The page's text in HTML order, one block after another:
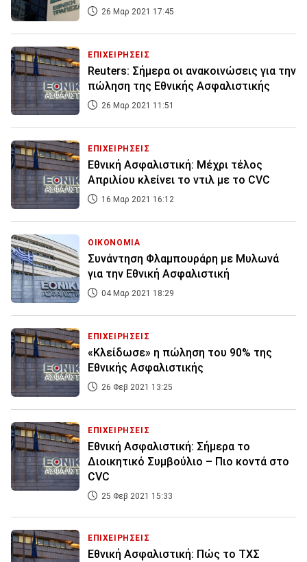
26 Μαρ 2021 17:45
ΕΠΙΧΕΙΡΗΣΕΙΣ
Reuters: Σήμερα οι ανακοινώσεις για την
πώληση της Εθνικής Ασφαλιστικής
26 Μαρ 2021 11:51
ΕΠΙΧΕΙΡΗΣΕΙΣ
Εθνική Ασφαλιστική: Μέχρι τέλος
Απριλίου κλείνει το ντιλ με το CVC
16 Μαρ 2021 16:12
ΟΙΚΟΝΟΜΙΑ
Συνάντηση Φλαμπουράρη με Μυλωνά
για την Εθνική Ασφαλιστική
04 Μαρ 2021 18:29
ΕΠΙΧΕΙΡΗΣΕΙΣ
«Κλείδωσε» η πώληση του 90% της
Εθνικής Ασφαλιστικής
26 Φεβ 2021 13:25
ΕΠΙΧΕΙΡΗΣΕΙΣ
Εθνική Ασφαλιστική: Σήμερα το
Διοικητικό Συμβούλιο – Πιο κοντά στο
CVC
25 Φεβ 2021 15:33
ΕΠΙΧΕΙΡΗΣΕΙΣ
Εθνική Ασφαλιστική: Πώς το ΤΧΣ